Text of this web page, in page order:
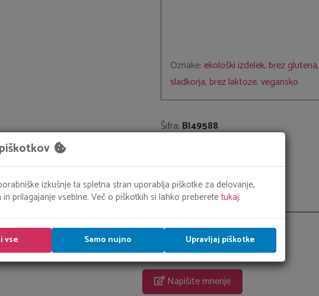
Oznake: ekološki izdelek,brez glutena,
sladkorja,brez laktoze,vegansko
Šifra: BI49588
Uporabniške izkušnje
Trenutno ni mnenj za ta izdelek
Napišite mnenje
izkušnje ta spletna stran uporablja piškotke za delovanje,
prilagajanje vsebine. Več o piškotkih si lahko preberetetukaj.
vse Samo nujno Upravljaj piškotke